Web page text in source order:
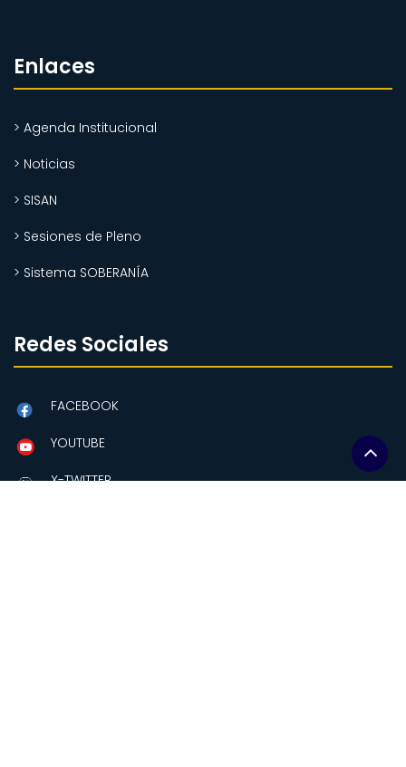
Enlaces
> Agenda Institucional
> Noticias
> SISAN
> Sesiones de Pleno
> Sistema SOBERANÍA
Redes Sociales
FACEBOOK
YOUTUBE
X-TWITTER